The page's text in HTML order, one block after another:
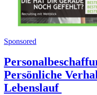
Sponsored
Persönliche
Lebenslauf